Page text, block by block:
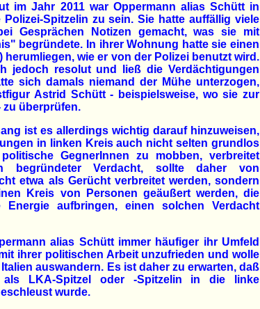
im Jahr 2011 war Oppermann alias Schütt in
Polizei-Spitzelin zu sein. Sie hatte auffällig viele
Gesprächen Notizen gemacht, was sie mit
begründete. In ihrer Wohnung hatte sie einen
herumliegen, wie er von der Polizei benutzt wird.
jedoch resolut und ließ die Verdächtigungen
sich damals niemand der Mühe unterzogen,
Astrid Schütt - beispielsweise, wo sie zur
zu überprüfen.
ist es allerdings wichtig darauf hinzuweisen,
in linken Kreis auch nicht selten grundlos
GegnerInnen zu mobben, verbreitet
begründeter Verdacht, sollte daher von
etwa als Gerücht verbreitet werden, sondern
Kreis von Personen geäußert werden, die
aufbringen, einen solchen Verdacht
alias Schütt immer häufiger ihr Umfeld
ihrer politischen Arbeit unzufrieden und wolle
auswandern. Es ist daher zu erwarten, daß
als LKA-Spitzel oder -Spitzelin in die linke
wurde.